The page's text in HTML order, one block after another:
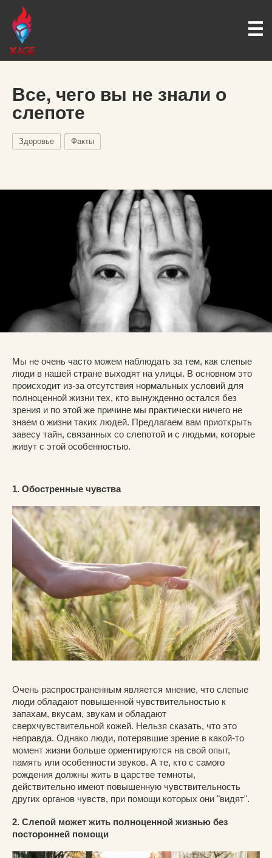
Все, чего вы не знали о
слепоте
Здоровье Факты
Мы не очень часто можем наблюдать за тем, как слепые
люди в нашей стране выходят на улицы. В основном это
происходит из-за отсутствия нормальных условий для
полноценной жизни тех, кто вынужденно остался без
зрения и по этой же причине мы практически ничего не
знаем о жизни таких людей. Предлагаем вам приоткрыть
завесу тайн, связанных со слепотой и с людьми, которые
живут с этой особенностью.
1. Обостренные чувства
Очень распространенным является мнение, что слепые
люди обладают повышенной чувствительностью к
запахам, вкусам, звукам и обладают
сверхчувствительной кожей. Нельзя сказать, что это
неправда. Однако люди, потерявшие зрение в какой-то
момент жизни больше ориентируются на свой опыт,
память или особенности звуков. А те, кто с самого
рождения должны жить в царстве темноты,
действительно имеют повышенную чувствительность
других органов чувств, при помощи которых они "видят".
2. Слепой может жить полноценной жизнью без
посторонней помощи